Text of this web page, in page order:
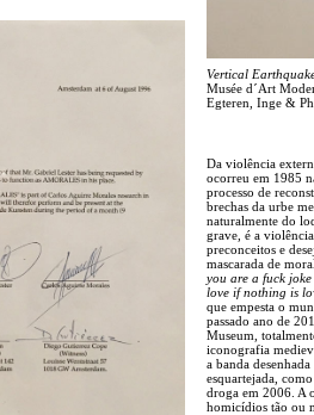
Vertical
Musée d´Art
Egteren, Inge &
Da violência
ocorreu em 1985
processo de
brechas da urbe
naturalmente do
grave, é a
preconceitos e
mascarada de
you are a fuck
love if nothing is
que empesta o
passado ano de
Museum,
iconografia
a banda desenhada
esquartejada,
droga em 2006. A
homicídios tão ou